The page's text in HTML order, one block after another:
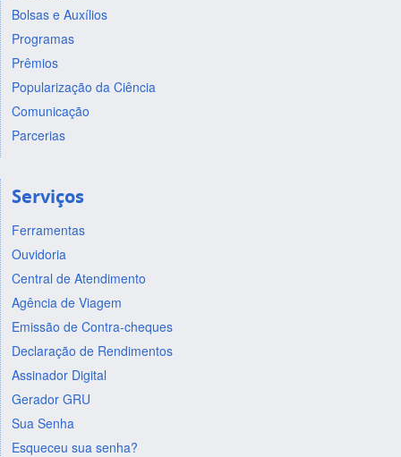
Bolsas e Auxílios
Programas
Prêmios
Popularização da Ciência
Comunicação
Parcerias
Serviços
Ferramentas
Ouvidoria
Central de Atendimento
Agência de Viagem
Emissão de Contra-cheques
Declaração de Rendimentos
Assinador Digital
Gerador GRU
Sua Senha
Esqueceu sua senha?